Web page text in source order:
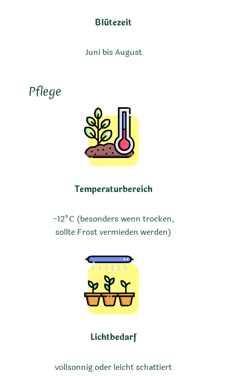
Blütezeit
Juni bis August
Pflege
Temperaturbereich
-12°C (besonders wenn trocken,
sollte Frost vermieden werden)
Lichtbedarf
vollsonnig oder leicht schattiert